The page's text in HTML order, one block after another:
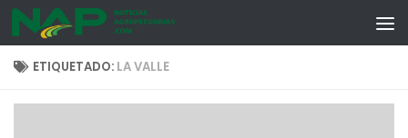
Skip to content
ETIQUETADO: LA VALLE